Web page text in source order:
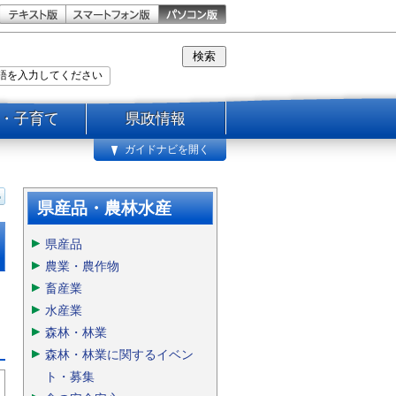
子育て 県政情報
ガイドナビを開く
県産品・農林水産
県産品
農業・農作物
畜産業
水産業
森林・林業
森林・林業に関するイベン
ト・募集